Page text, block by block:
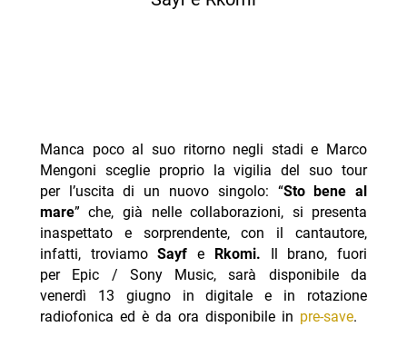
Manca poco al suo ritorno negli stadi e Marco
Mengoni sceglie proprio la vigilia del suo tour
per l’uscita di un nuovo singolo: “Sto bene al
mare” che, già nelle collaborazioni, si presenta
inaspettato e sorprendente, con il cantautore,
infatti, troviamoSayf e Rkomi.
Il brano, fuori
per Epic / Sony Music, sarà disponibile da
venerdì 13 giugno in digitale e in rotazione
radiofonica ed è da ora disponibile in pre-save.